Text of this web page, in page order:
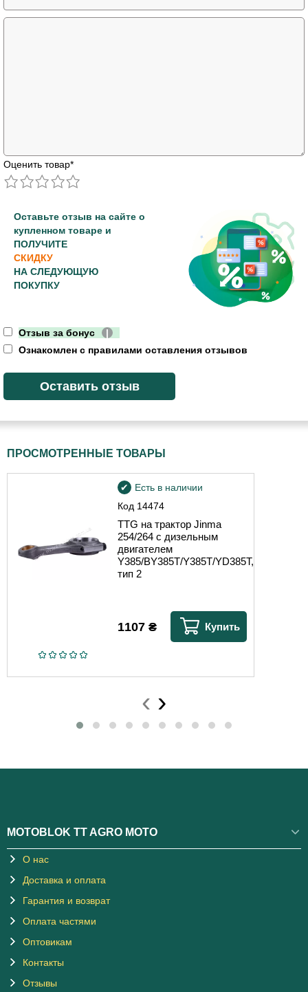
Оценить товар*
Оставьте отзыв на сайте о
купленном товаре и
ПОЛУЧИТЕ
СКИДКУ
НА СЛЕДУЮЩУЮ
ПОКУПКУ
Отзыв за бонус
|
Ознакомлен с правилами оставления отзывов
ПРОСМОТРЕННЫЕ ТОВАРЫ
Код 14474
Есть в наличии
TTG на трактор Jinma
254/264 с дизельным
двигателем
Y385/BY385T/Y385T/YD385T,
тип 2
1107 ₴ Купить
‹ ›
MOTOBLOK TT AGRO MOTO
О нас
Доставка и оплата
Гарантия и возврат
Оплата частями
Оптовикам
Контакты
Отзывы